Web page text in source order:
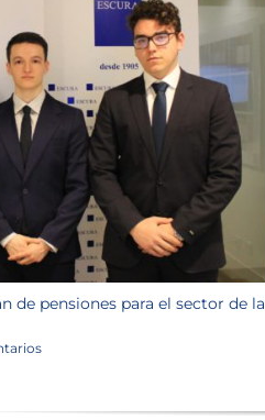
de pensiones para el sector de la